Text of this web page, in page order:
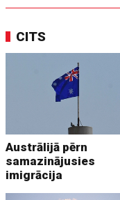
CITS
Austrālijā pērn
samazinājusies
imigrācija